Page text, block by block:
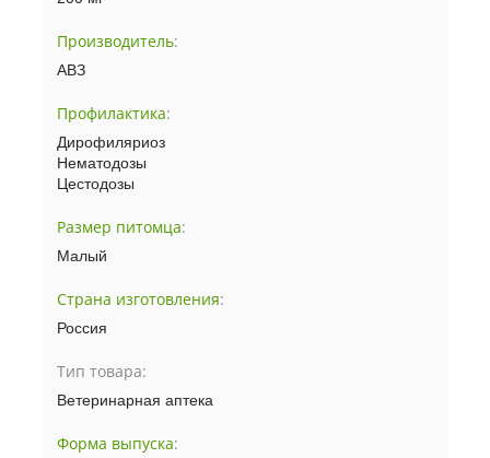
Производитель:
АВЗ
Профилактика:
Дирофиляриоз
Нематодозы
Цестодозы
Размер питомца:
Малый
Страна изготовления:
Россия
Тип товара:
Ветеринарная аптека
Форма выпуска: